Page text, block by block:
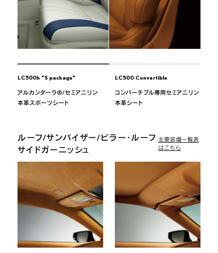
LC500h “S package” LC500 Convertible
アルカンターラ®/セミアニリン
本革スポーツシート
コンバーチブル専用セミアニリン
本革シート
ルーフ/サンバイザー/ピラー・ルーフ
サイドガーニッシュ
主要装備一覧表
はこちら